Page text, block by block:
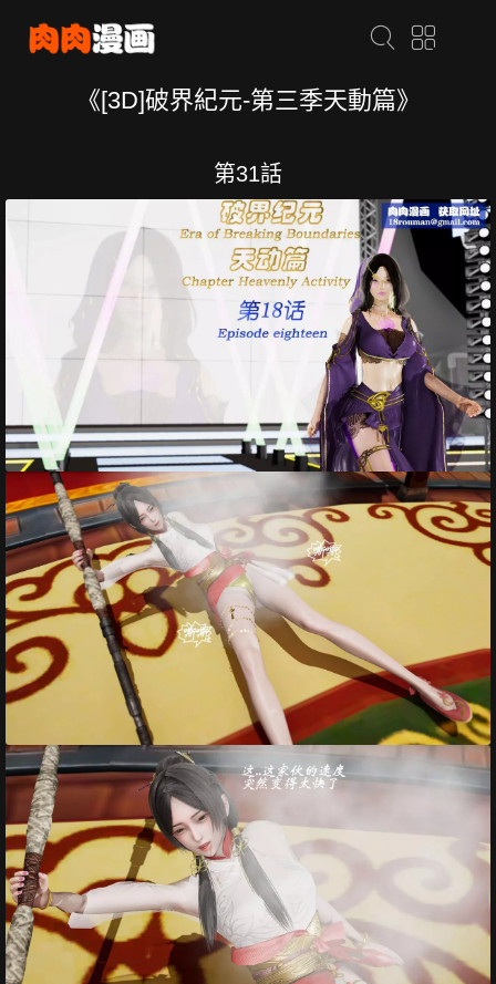
《[3D]破界紀元-第三季天動篇》
第31話